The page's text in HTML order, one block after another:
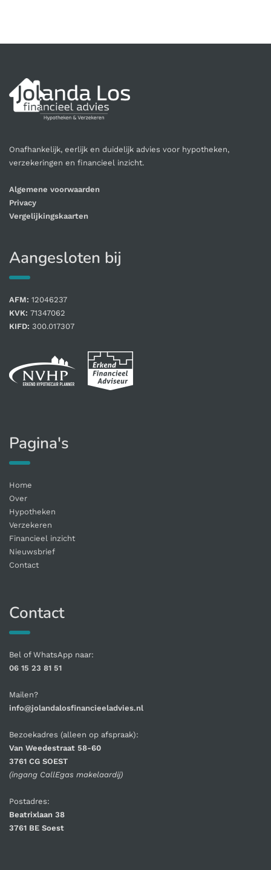
Onafhankelijk, eerlijk en duidelijk advies voor hypotheken,
verzekeringen en financieel inzicht.
Algemene voorwaarden
Privacy
Vergelijkingskaarten
Aangesloten bij
AFM: 12046237
KVK: 71347062
KIFD: 300.017307
Pagina's
Home
Over
Hypotheken
Verzekeren
Financieel inzicht
Nieuwsbrief
Contact
Contact
Bel of WhatsApp naar:
06 15 23 81 51
Mailen?
info@jolandalosfinancieeladvies.nl
Bezoekadres (alleen op afspraak):
Van Weedestraat 58-60
3761 CG SOEST
(ingang CallEgas makelaardij)
Postadres:
Beatrixlaan 38
3761 BE Soest